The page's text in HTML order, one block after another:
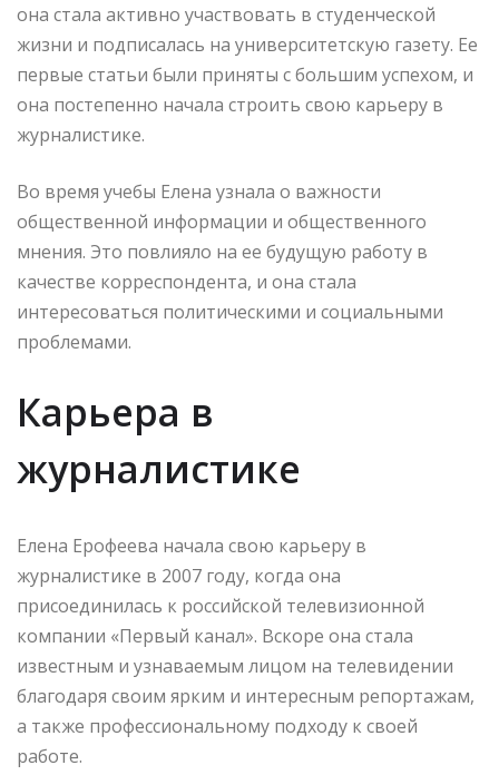
она стала активно участвовать в студенческой
жизни и подписалась на университетскую газету. Ее
первые статьи были приняты с большим успехом, и
она постепенно начала строить свою карьеру в
журналистике.
Во время учебы Елена узнала о важности
общественной информации и общественного
мнения. Это повлияло на ее будущую работу в
качестве корреспондента, и она стала
интересоваться политическими и социальными
проблемами.
Карьера в
журналистике
Елена Ерофеева начала свою карьеру в
журналистике в 2007 году, когда она
присоединилась к российской телевизионной
компании «Первый канал». Вскоре она стала
известным и узнаваемым лицом на телевидении
благодаря своим ярким и интересным репортажам,
а также профессиональному подходу к своей
работе.